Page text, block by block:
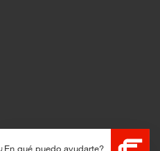
¿En qué puedo ayudarte?